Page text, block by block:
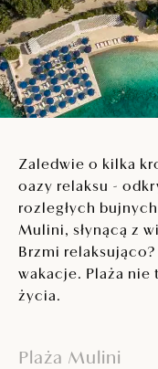
Zaledwie o kilka
oazy relaksu -
rozległych
Mulini, słynącą z
Brzmi
wakacje. Plaża nie
życia.
Plaża Mulini